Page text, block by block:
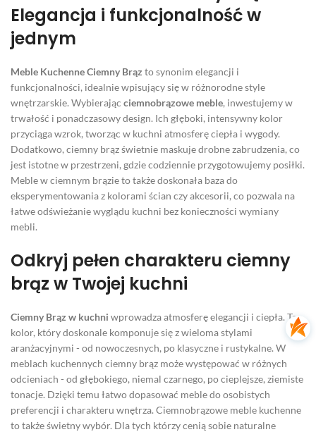
Elegancja i funkcjonalność w
jednym
Meble Kuchenne Ciemny Brąz to synonim elegancji i
funkcjonalności, idealnie wpisujący się w różnorodne style
wnętrzarskie. Wybierając ciemnobrązowe meble, inwestujemy w
trwałość i ponadczasowy design. Ich głęboki, intensywny kolor
przyciąga wzrok, tworząc w kuchni atmosferę ciepła i wygody.
Dodatkowo, ciemny brąz świetnie maskuje drobne zabrudzenia, co
jest istotne w przestrzeni, gdzie codziennie przygotowujemy posiłki.
Meble w ciemnym brązie to także doskonała baza do
eksperymentowania z kolorami ścian czy akcesorii, co pozwala na
łatwe odświeżanie wyglądu kuchni bez konieczności wymiany
mebli.
Odkryj pełen charakteru ciemny
brąz w Twojej kuchni
Ciemny Brąz w kuchni wprowadza atmosferę elegancji i ciepła. To
kolor, który doskonale komponuje się z wieloma stylami
aranżacyjnymi - od nowoczesnych, po klasyczne i rustykalne. W
meblach kuchennych ciemny brąz może występować w różnych
odcieniach - od głębokiego, niemal czarnego, po cieplejsze, ziemiste
tonacje. Dzięki temu łatwo dopasować meble do osobistych
preferencji i charakteru wnętrza. Ciemnobrązowe meble kuchenne
to także świetny wybór. Dla tych którzy cenią sobie naturalne